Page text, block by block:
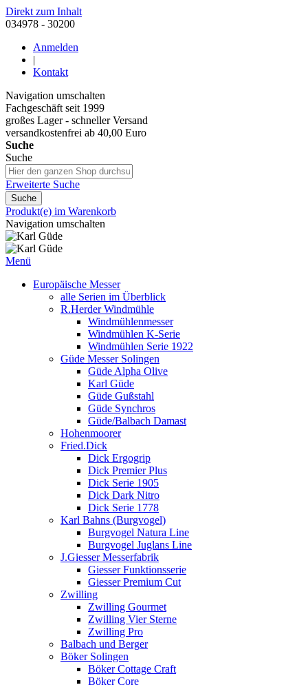
Direkt zum Inhalt
034978 - 30200
Anmelden
|
Kontakt
Navigation umschalten
Fachgeschäft seit 1999
großes Lager - schneller Versand
versandkostenfrei ab 40,00 Euro
Suche
Suche
Erweiterte Suche
Suche
Produkt(e) im Warenkorb
Navigation umschalten
Menü
Europäische Messer
alle Serien im Überblick
R.Herder Windmühle
Windmühlenmesser
Windmühlen K-Serie
Windmühlen Serie 1922
Güde Messer Solingen
Güde Alpha Olive
Karl Güde
Güde Gußstahl
Güde Synchros
Güde/Balbach Damast
Hohenmoorer
Fried.Dick
Dick Ergogrip
Dick Premier Plus
Dick Serie 1905
Dick Dark Nitro
Dick Serie 1778
Karl Bahns (Burgvogel)
Burgvogel Natura Line
Burgvogel Juglans Line
J.Giesser Messerfabrik
Giesser Funktionsserie
Giesser Premium Cut
Zwilling
Zwilling Gourmet
Zwilling Vier Sterne
Zwilling Pro
Balbach und Berger
Böker Solingen
Böker Cottage Craft
Böker Core